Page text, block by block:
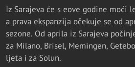
Iz Sarajeva će s eove godine moći
a prava ekspanzija očekuje se od
sezone. Od aprila iz Sarajeva
za Milano, Brisel, Memingen,
ljeta i za Solun.